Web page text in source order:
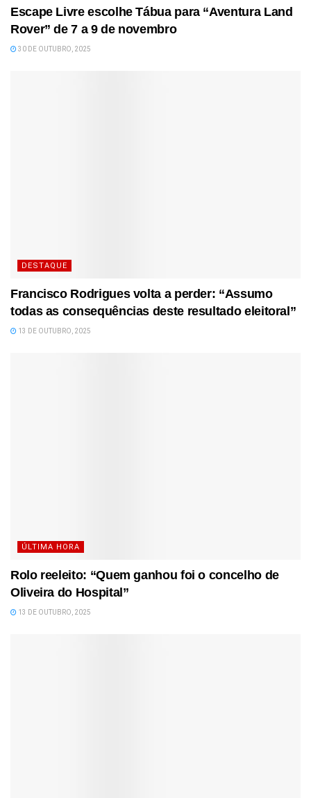
Escape Livre escolhe Tábua para “Aventura Land
Rover” de 7 a 9 de novembro
30 DE OUTUBRO, 2025
DESTAQUE
Francisco Rodrigues volta a perder: “Assumo
todas as consequências deste resultado eleitoral”
13 DE OUTUBRO, 2025
ÚLTIMA HORA
Rolo reeleito: “Quem ganhou foi o concelho de
Oliveira do Hospital”
13 DE OUTUBRO, 2025